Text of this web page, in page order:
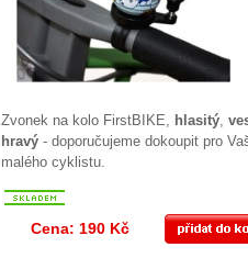
Zvonek na kolo FirstBIKE, hlasitý,
hravý - doporučujeme dokoupit pro
malého cyklistu.
Cena: 190 Kč